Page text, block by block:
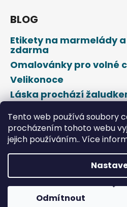
Tento web používá soubory
procházením tohoto webu
jejich používáním.. Více
Odmítnout
í
?
HLEDAT
D
o
o
r
BLOG
Etikety na marmelády
zdarma
Omalovánky pro volné
Velikonoce
Láska prochází
Vytvořil
Copyright 2026DROPAP .